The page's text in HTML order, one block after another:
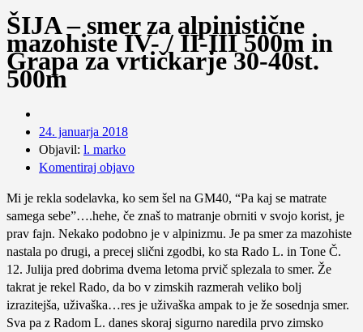
ŠIJA – smer za alpinistične
mazohiste IV- / II-III 500m in
Grapa za vrtičkarje 30-40st.
500m
24. januarja 2018
Objavil: l. marko
Komentiraj objavo
Mi je rekla sodelavka, ko sem šel na GM40, “Pa kaj se matrate
samega sebe”….hehe, če znaš to matranje obrniti v svojo korist, je
prav fajn. Nekako podobno je v alpinizmu. Je pa smer za mazohiste
nastala po drugi, a precej slični zgodbi, ko sta Rado L. in Tone Č.
12. Julija pred dobrima dvema letoma prvič splezala to smer. Že
takrat je rekel Rado, da bo v zimskih razmerah veliko bolj
izrazitejša, uživaška…res je uživaška ampak to je že sosednja smer.
Sva pa z Radom L. danes skoraj sigurno naredila prvo zimsko